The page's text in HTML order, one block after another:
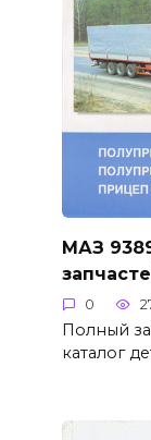
МАЗ
0
Полный
каталог